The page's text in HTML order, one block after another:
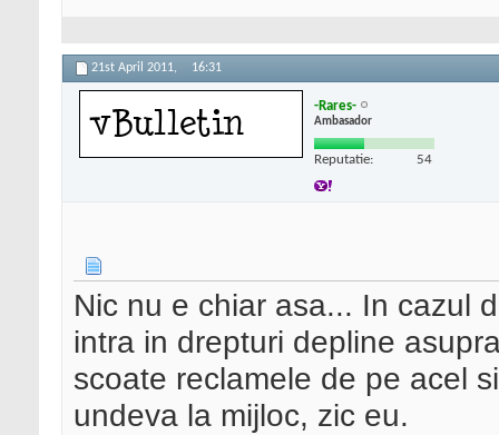
21st April 2011, 16:31
-Rares-
Ambasador
Reputatie: 54
Nic nu e chiar asa... In cazul
intra in drepturi depline
scoate reclamele de pe acel
undeva la mijloc, zic eu.